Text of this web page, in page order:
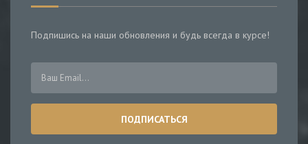
Подпишись на наши обновления и будь всегда в курсе!